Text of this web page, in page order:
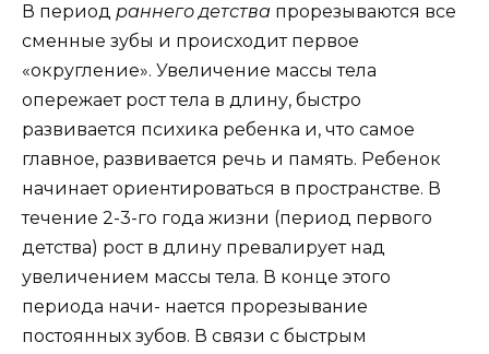
В период раннего детства прорезываются все
сменные зубы и происходит первое
«округление». Увеличение массы тела
опережает рост тела в длину, быстро
развивается психика ребенка и, что самое
главное, развивается речь и память. Ребенок
начинает ориентироваться в пространстве. В
течение 2-3-го года жизни (период первого
детства) рост в длину превалирует над
увеличением массы тела. В конце этого
периода начи- нается прорезывание
постоянных зубов. В связи с быстрым